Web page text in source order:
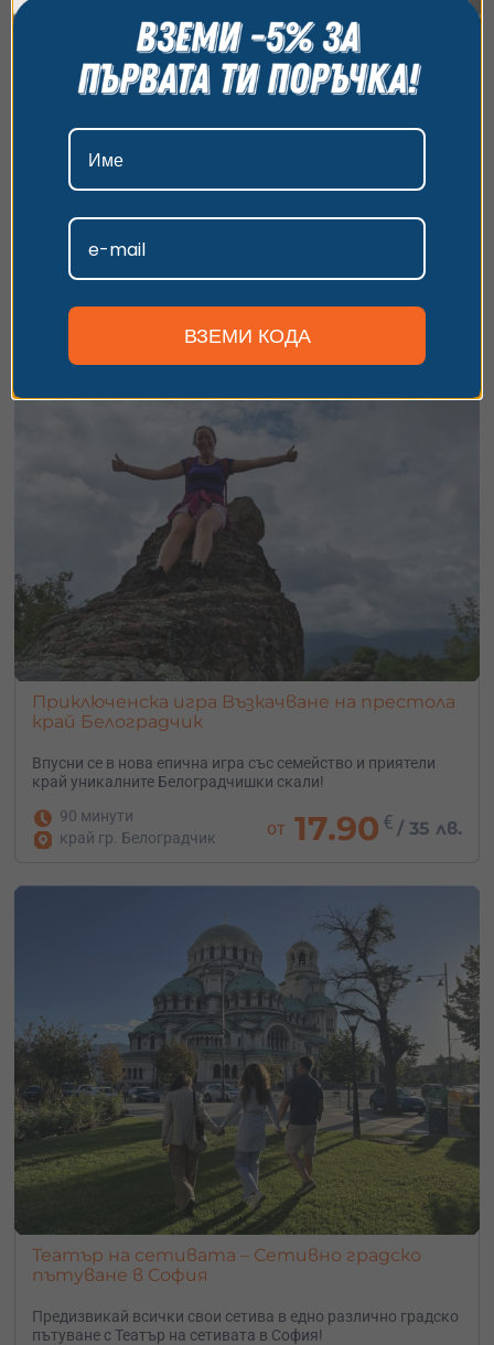
Подари (си) незабравима вечер в света на фокусите и
илюзиите, с коктейл в ръка и любима компания!
17.90€ 35 лв.
Приключенска игра Възкачване на престола
край Белоградчик
Впусни се в нова епична игра със семейство и приятели
край уникалните Белоградчишки скали!
90 минути
край гр. Белоградчик
от 17.90 € / 35 лв.
Театър на сетивата – Сетивно градско
пътуване в София
Предизвикай всички свои сетива в едно различно градско
пътуване с Театър на сетивата в София!
всички бисквитки, да откажете всички или да
изберете предпочитания. За повече информация
относно начина, по който обработваме вашите
данни, моля, посетете нашата страница за
поверителност.
ВЗЕМИ КОДА